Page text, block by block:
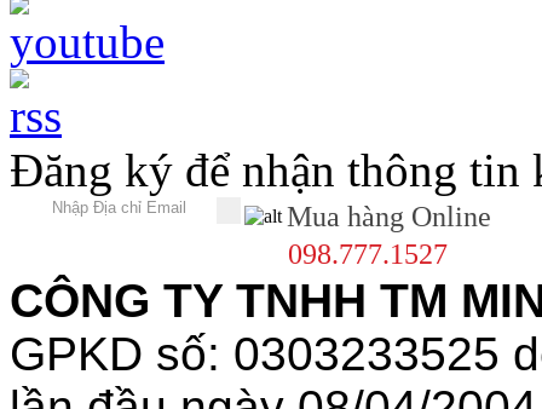
Đăng ký để nhận thông tin
Mua hàng Online
098.777.1527
CÔNG TY TNHH TM
GPKD số: 0303233525